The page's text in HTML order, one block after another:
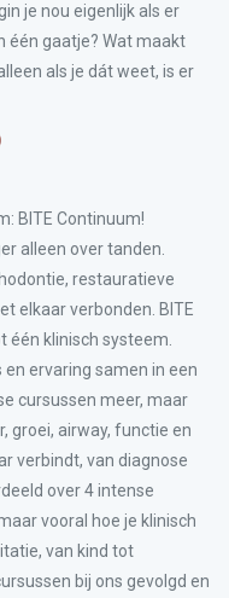
je nou eigenlijk als er
één gaatje? Wat maakt
als je dát weet, is er
BITE Continuum!
alleen over tanden.
restauratieve
elkaar verbonden. BITE
één klinisch systeem.
ervaring samen in een
cursussen meer, maar
groei, airway, functie en
verbindt, van diagnose
over 4 intense
vooral hoe je klinisch
van kind tot
bij ons gevolgd en